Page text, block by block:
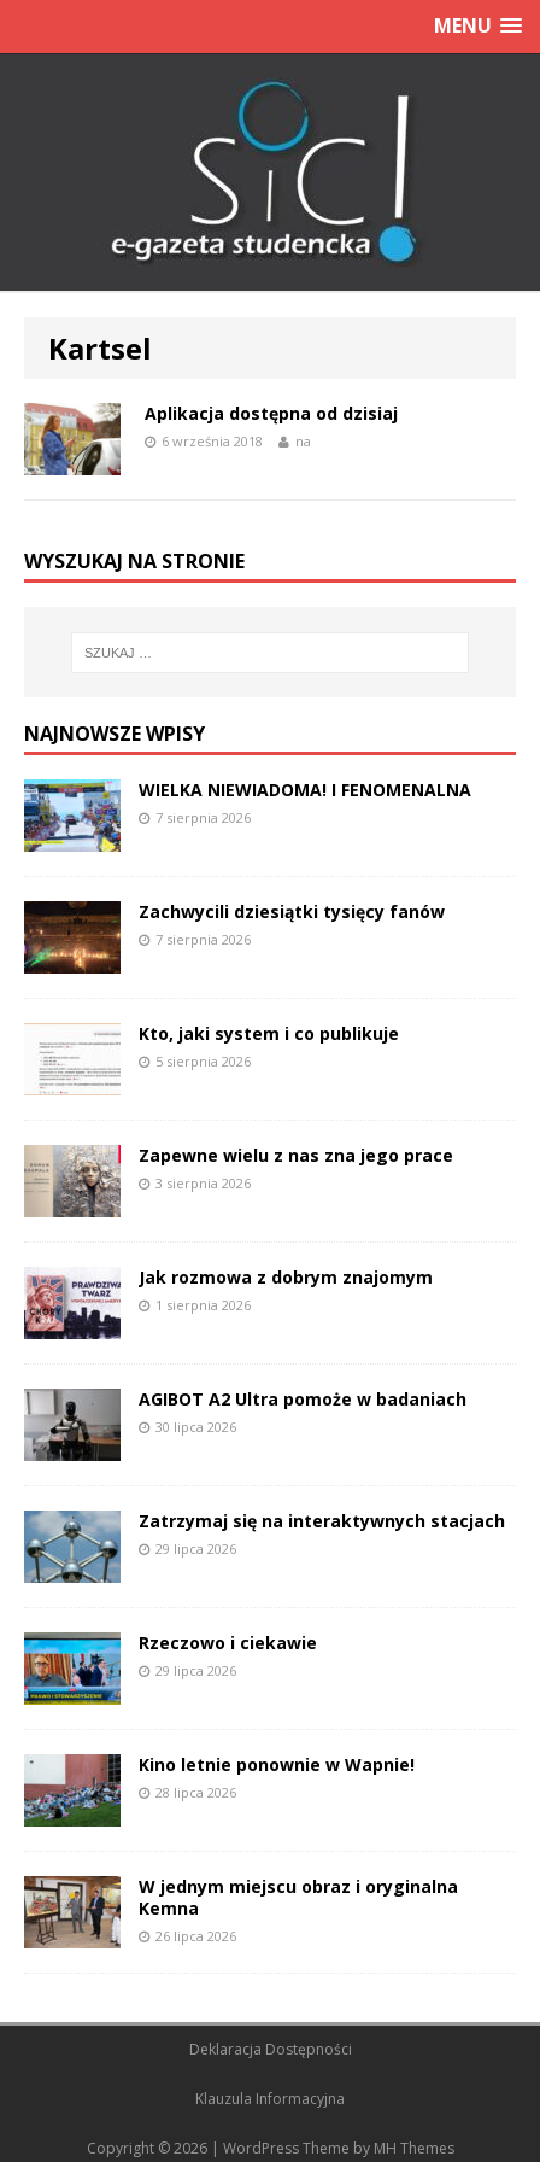
MENU
Kartsel
Aplikacja dostępna od dzisiaj
6 września 2018 na
WYSZUKAJ NA STRONIE
NAJNOWSZE WPISY
WIELKA NIEWIADOMA! I FENOMENALNA
7 sierpnia 2026
Zachwycili dziesiątki tysięcy fanów
7 sierpnia 2026
Kto, jaki system i co publikuje
5 sierpnia 2026
Zapewne wielu z nas zna jego prace
3 sierpnia 2026
Jak rozmowa z dobrym znajomym
1 sierpnia 2026
AGIBOT A2 Ultra pomoże w badaniach
30 lipca 2026
Zatrzymaj się na interaktywnych stacjach
29 lipca 2026
Rzeczowo i ciekawie
29 lipca 2026
Kino letnie ponownie w Wapnie!
28 lipca 2026
W jednym miejscu obraz i oryginalna
Kemna
26 lipca 2026
Deklaracja Dostępności
Klauzula Informacyjna
Copyright © 2026 | WordPress Theme by MH Themes